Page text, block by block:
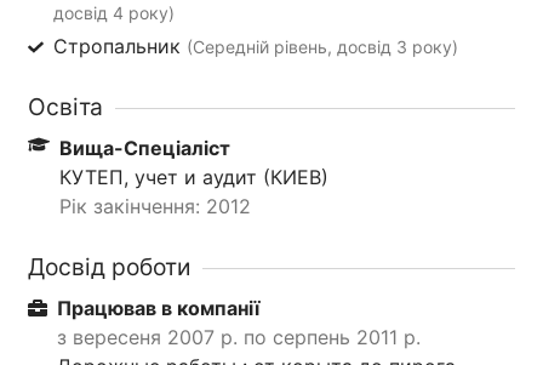
досвід 4 року)
Стропальник (Середній рівень, досвід 3 року)
Освіта
Вища-Спеціаліст
КУТЕП, учет и аудит (КИЕВ)
Рік закінчення: 2012
Досвід роботи
Працював в компанії
з вересеня 2007 р. по серпень 2011 р.